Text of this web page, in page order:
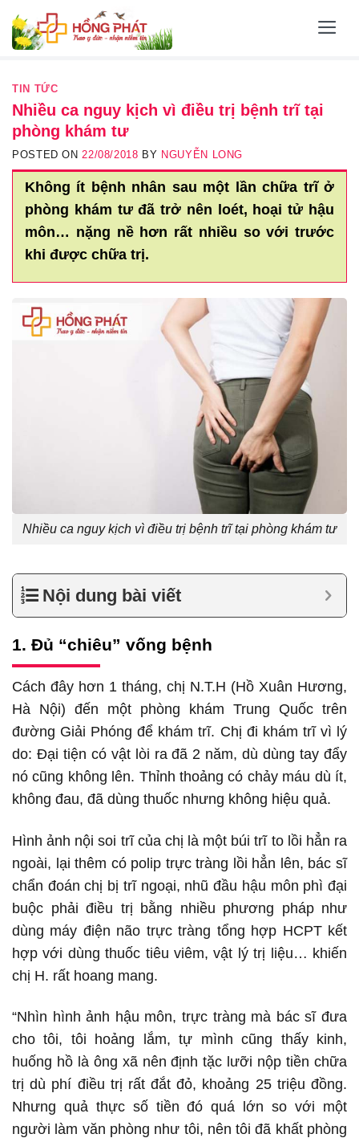
Skip
TIN TỨC
Nhiều ca nguy kịch vì điều trị bệnh trĩ tại
phòng khám tư
POSTED ON22/08/2018 BY NGUYỄN LONG
Không ít bệnh nhân sau một lần chữa trĩ ở
phòng khám tư đã trở nên loét, hoại tử hậu
môn… nặng nề hơn rất nhiều so với trước
khi được chữa trị.
Nhiều ca nguy kịch vì điều trị bệnh trĩ tại phòng khám tư
Nội dung bài viết
1. Đủ “chiêu” vống bệnh
Cách đây hơn 1 tháng, chị N.T.H (Hồ Xuân Hương,
Hà Nội) đến một phòng khám Trung Quốc trên
đường Giải Phóng để khám trĩ. Chị đi khám trĩ vì lý
do: Đại tiện có vật lòi ra đã 2 năm, dù dùng tay đẩy
nó cũng không lên. Thỉnh thoảng có chảy máu dù ít,
không đau, đã dùng thuốc nhưng không hiệu quả.
Hình ảnh nội soi trĩ của chị là một búi trĩ to lồi hẳn ra
ngoài, lại thêm có polip trực tràng lồi hẳn lên, bác sĩ
chẩn đoán chị bị trĩ ngoại, nhũ đầu hậu môn phì đại
buộc phải điều trị bằng nhiều phương pháp như
dùng máy điện não trực tràng tổng hợp HCPT kết
hợp với dùng thuốc tiêu viêm, vật lý trị liệu… khiến
chị H. rất hoang mang.
“Nhìn hình ảnh hậu môn, trực tràng mà bác sĩ đưa
cho tôi, tôi hoảng lắm, tự mình cũng thấy kinh,
huống hồ là ông xã nên định tặc lưỡi nộp tiền chữa
trị dù phí điều trị rất đắt đỏ, khoảng 25 triệu đồng.
Nhưng quả thực số tiền đó quá lớn so với một
người làm văn phòng như tôi, nên tôi đã khất phòng